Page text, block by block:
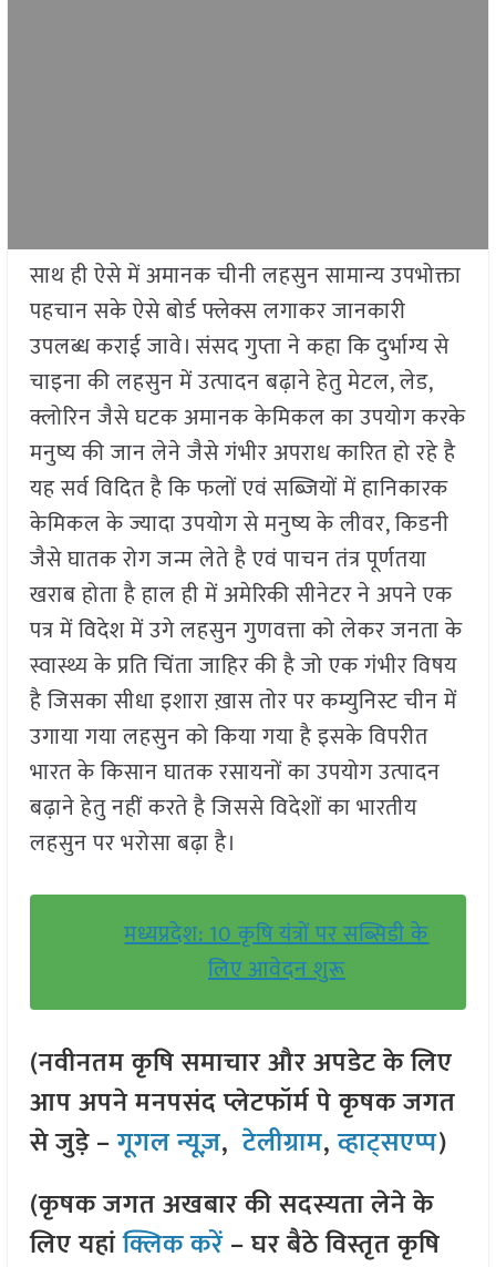
साथ ही ऐसे में अमानक चीनी लहसुन सामान्य उपभोक्ता
पहचान सके ऐसे बोर्ड फ्लेक्स लगाकर जानकारी
उपलब्ध कराई जावे। संसद गुप्ता ने कहा कि दुर्भाग्य से
चाइना की लहसुन में उत्पादन बढ़ाने हेतु मेटल, लेड,
क्लोरिन जैसे घटक अमानक केमिकल का उपयोग करके
मनुष्य की जान लेने जैसे गंभीर अपराध कारित हो रहे है
यह सर्व विदित है कि फलों एवं सब्जियों में हानिकारक
केमिकल के ज्यादा उपयोग से मनुष्य के लीवर, किडनी
जैसे घातक रोग जन्म लेते है एवं पाचन तंत्र पूर्णतया
खराब होता है हाल ही में अमेरिकी सीनेटर ने अपने एक
पत्र में विदेश में उगे लहसुन गुणवत्ता को लेकर जनता के
स्वास्थ्य के प्रति चिंता जाहिर की है जो एक गंभीर विषय
है जिसका सीधा इशारा ख़ास तोर पर कम्युनिस्ट चीन में
उगाया गया लहसुन को किया गया है इसके विपरीत
भारत के किसान घातक रसायनों का उपयोग उत्पादन
बढ़ाने हेतु नहीं करते है जिससे विदेशों का भारतीय
लहसुन पर भरोसा बढ़ा है।
मध्यप्रदेश: 10 कृषि यंत्रों पर सब्सिडी के
लिए आवेदन शुरू
(नवीनतम कृषि समाचार और अपडेट के लिए
आप अपने मनपसंद प्लेटफॉर्म पे कृषक जगत
से जुड़े –गूगल न्यूज़,टेलीग्राम,व्हाट्सएप्प)
(कृषक जगत अखबार की सदस्यता लेने के
लिए यहांक्लिक करें– घर बैठे विस्तृत कृषि